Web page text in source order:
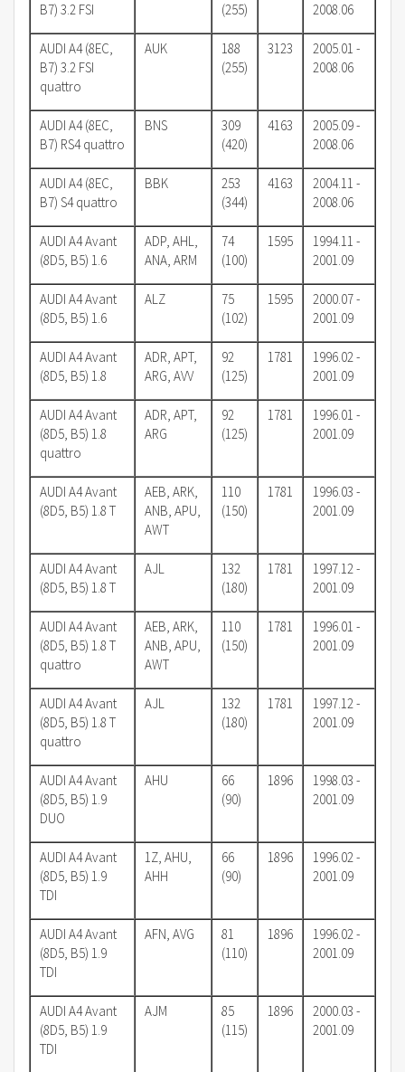
B7) 3.2 FSI
(255)
2008.06
AUDI A4 (8EC,
B7) 3.2 FSI
quattro
AUK
188
(255)
3123
2005.01 -
2008.06
AUDI A4 (8EC,
B7) RS4 quattro
BNS
309
(420)
4163
2005.09 -
2008.06
AUDI A4 (8EC,
B7) S4 quattro
BBK
253
(344)
4163
2004.11 -
2008.06
AUDI A4 Avant
(8D5, B5) 1.6
ADP, AHL,
ANA, ARM
74
(100)
1595
1994.11 -
2001.09
AUDI A4 Avant
(8D5, B5) 1.6
ALZ
75
(102)
1595
2000.07 -
2001.09
AUDI A4 Avant
(8D5, B5) 1.8
ADR, APT,
ARG, AVV
92
(125)
1781
1996.02 -
2001.09
AUDI A4 Avant
(8D5, B5) 1.8
quattro
ADR, APT,
ARG
92
(125)
1781
1996.01 -
2001.09
AUDI A4 Avant
(8D5, B5) 1.8 T
AEB, ARK,
ANB, APU,
AWT
110
(150)
1781
1996.03 -
2001.09
AUDI A4 Avant
(8D5, B5) 1.8 T
AJL
132
(180)
1781
1997.12 -
2001.09
AUDI A4 Avant
(8D5, B5) 1.8 T
quattro
AEB, ARK,
ANB, APU,
AWT
110
(150)
1781
1996.01 -
2001.09
AUDI A4 Avant
(8D5, B5) 1.8 T
quattro
AJL
132
(180)
1781
1997.12 -
2001.09
AUDI A4 Avant
(8D5, B5) 1.9
DUO
AHU
66
(90)
1896
1998.03 -
2001.09
AUDI A4 Avant
(8D5, B5) 1.9
TDI
1Z, AHU,
AHH
66
(90)
1896
1996.02 -
2001.09
AUDI A4 Avant
(8D5, B5) 1.9
TDI
AFN, AVG
81
(110)
1896
1996.02 -
2001.09
AUDI A4 Avant
(8D5, B5) 1.9
TDI
AJM
85
(115)
1896
2000.03 -
2001.09